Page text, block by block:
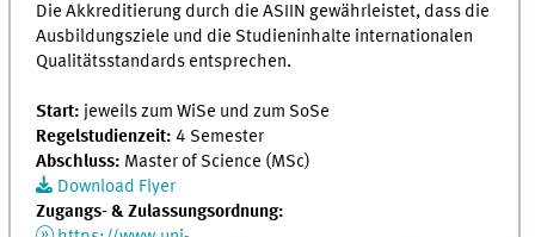
Die Akkreditierung durch die ASIIN gewährleistet, dass die
Ausbildungsziele und die Studieninhalte internationalen
Qualitätsstandards entsprechen.
Start: jeweils zum WiSe und zum SoSe
Regelstudienzeit: 4 Semester
Abschluss: Master of Science (MSc)
Download Flyer
Zugangs- & Zulassungsordnung: